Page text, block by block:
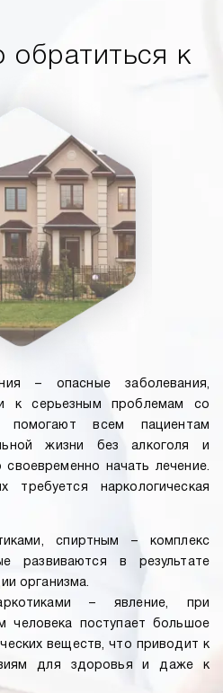
обратиться к
– опасные заболевания,
к серьезным проблемам со
всем пациентам
жизни без алкоголя и
начать лечение.
требуется наркологическая
спиртным – комплекс
развиваются в результате
организма.
– явление, при
человека поступает большое
веществ, что приводит к
для здоровья и даже к